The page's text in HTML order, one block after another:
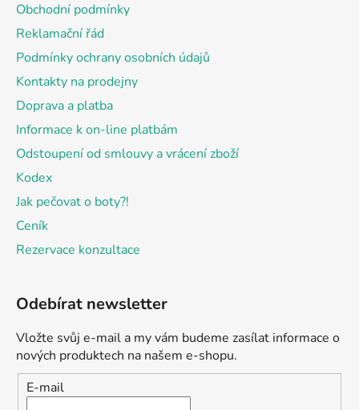
Obchodní podmínky
Reklamační řád
Podmínky ochrany osobních údajů
Kontakty na prodejny
Doprava a platba
Informace k on-line platbám
Odstoupení od smlouvy a vrácení zboží
Kodex
Jak pečovat o boty?!
Ceník
Rezervace konzultace
Odebírat newsletter
Vložte svůj e-mail a my vám budeme zasílat informace o
nových produktech na našem e-shopu.
E-mail